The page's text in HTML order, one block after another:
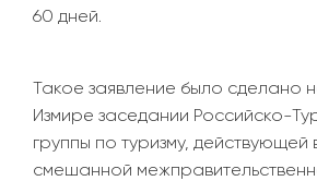
60 дней.
Такое заявление было сделано
Измире заседании Российско-
группы по туризму, действующей
смешанной